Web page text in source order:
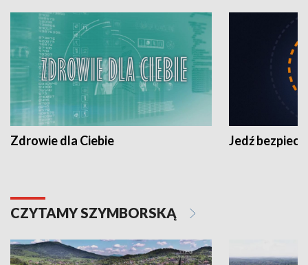
Zdrowie dla Ciebie Jedź
CZYTAMY SZYMBORSKĄ